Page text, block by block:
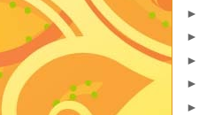
►
►
►
►
►